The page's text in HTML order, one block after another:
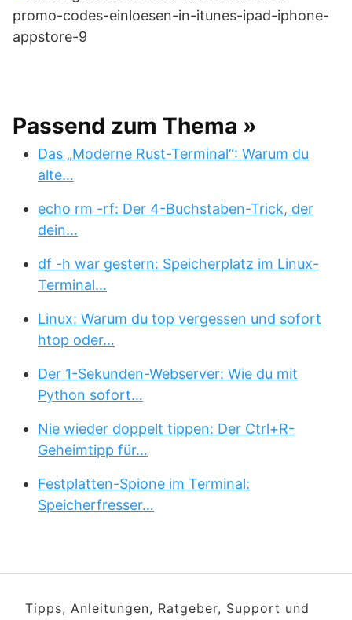
Passend zum Thema »
Das „Moderne Rust-Terminal“: Warum du
alte…
echo rm -rf: Der 4-Buchstaben-Trick, der
dein…
df -h war gestern: Speicherplatz im Linux-
Terminal…
Linux: Warum du top vergessen und sofort
htop oder…
Der 1-Sekunden-Webserver: Wie du mit
Python sofort…
Nie wieder doppelt tippen: Der Ctrl+R-
Geheimtipp für…
Festplatten-Spione im Terminal:
Speicherfresser…
Tipps, Anleitungen, Ratgeber, Support und